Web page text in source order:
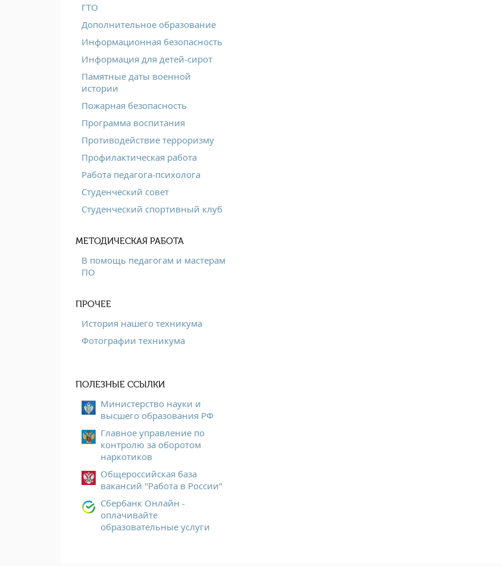
ГТО
Дополнительное образование
Информационная безопасность
Информация для детей-сирот
Памятные даты военной
истории
Пожарная безопасность
Программа воспитания
Противодействие терроризму
Профилактическая работа
Работа педагога-психолога
Студенческий совет
Студенческий спортивный клуб
МЕТОДИЧЕСКАЯ РАБОТА
В помощь педагогам и мастерам
ПО
ПРОЧЕЕ
История нашего техникума
Фотографии техникума
ПОЛЕЗНЫЕ ССЫЛКИ
Министерство науки и
высшего образования РФ
Главное управление по
контролю за оборотом
наркотиков
Общероссийская база
вакансий "Работа в России"
Сбербанк Онлайн -
оплачивайте
образовательные услуги